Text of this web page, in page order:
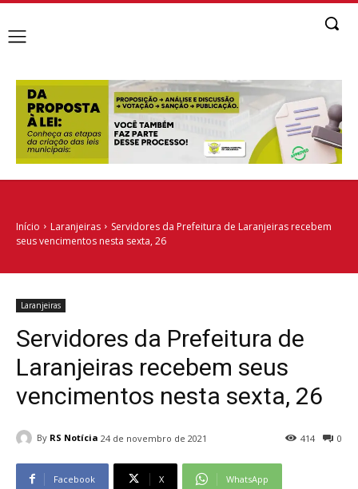
Início Laranjeiras
Servidores da Prefeitura de Laranjeiras recebem
seus vencimentos nesta sexta, 26
Laranjeiras
Servidores da Prefeitura de
Laranjeiras recebem seus
vencimentos nesta sexta, 26
By RS Notícia 24 de novembro de 2021 0
414
Facebook X WhatsApp